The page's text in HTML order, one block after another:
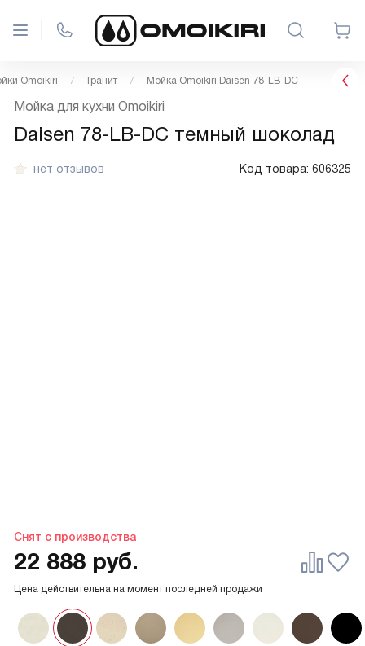
Omoikiri Гранит Мойка Omoikiri Daisen 78-LB-DC
нет отзывов Код товара: 606325
Снят с производства
Мойка для кухни Omoikiri
Daisen 78-LB-DC темный шоколад
Цена действительна на момент последней продажи
22 888 руб.